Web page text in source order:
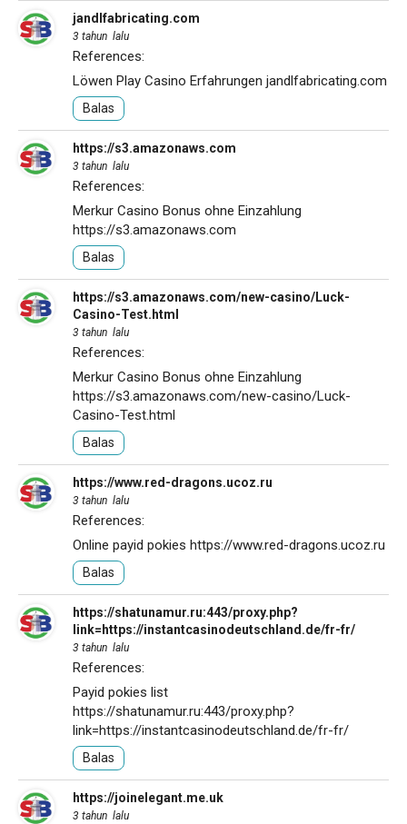
jandlfabricating.com
3 tahun lalu
References:
Löwen Play Casino Erfahrungen jandlfabricating.com
Balas
https://s3.amazonaws.com
3 tahun lalu
References:
Merkur Casino Bonus ohne Einzahlung
https://s3.amazonaws.com
Balas
https://s3.amazonaws.com/new-casino/Luck-
Casino-Test.html
3 tahun lalu
References:
Merkur Casino Bonus ohne Einzahlung
https://s3.amazonaws.com/new-casino/Luck-
Casino-Test.html
Balas
https://www.red-dragons.ucoz.ru
3 tahun lalu
References:
Online payid pokies https://www.red-dragons.ucoz.ru
Balas
https://shatunamur.ru:443/proxy.php?
link=https://instantcasinodeutschland.de/fr-fr/
3 tahun lalu
References:
Payid pokies list
https://shatunamur.ru:443/proxy.php?
link=https://instantcasinodeutschland.de/fr-fr/
Balas
https://joinelegant.me.uk
3 tahun lalu